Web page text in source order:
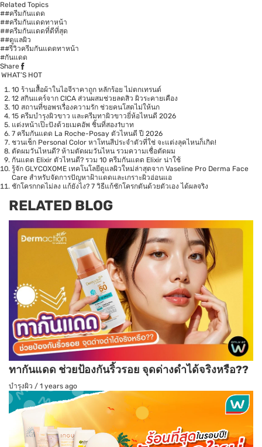
Related Topics
##ครีมกันแดด
##ครีมกันแดดทาหน้า
##ครีมกันแดดที่ดีที่สุด
##ดูแลผิว
##รีวิวครีมกันแดดทาหน้า
#กันแดด
Share
WHAT’S HOT
10 ร้านเสื้อผ้าในไอจีราคาถูก หลักร้อย ไม่ตกเทรนด์
12 สกินแคร์จาก CICA ส่วนผสมช่วยลดสิว ผิวระคายเคือง
10 สถานที่ขอพรเรื่องความรัก ช่วยคนโสดไม่ให้นก
15 ครีมบำรุงผิวขาว และครีมทาผิวขาวยี่ห้อไหนดี 2026
แต่งหน้าเป๊ะปังด้วยเมคอัพ ชิ้นที่สอง1บาท
7 ครีมกันแดด La Roche-Posay ตัวไหนดี ปี 2026
ชวนเช็ก Personal Color หาโทนสีประจำตัวที่ใช่ จะแต่งลุคไหนก็เกิด!
ตัดผมวันไหนดี? ห้ามตัดผมวันไหน รวมความเชื่อตัดผม
กันแดด Elixir ตัวไหนดี? รวม 10 ครีมกันแดด Elixir น่าใช้
รู้จัก GLYCOXOME เทคโนโลยีดูแลผิวใหม่ล่าสุดจาก Vaseline Pro Derma Face
Care สำหรับจัดการปัญหาฝ้าแดดและเกราะผิวอ่อนแอ
ชักโครกกดไม่ลง แก้ยังไง? 7 วิธีแก้ชักโครกตันด้วยตัวเอง ได้ผลจริง
RELATED BLOG
ทากันแดด ช่วยป้องกันริ้วรอย จุดด่างดำได้จริงหรือ??
บำรุงผิว / 1 years ago